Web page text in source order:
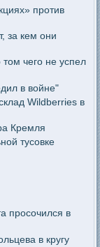
против
за кем они
чего не успел
в войне"
Wildberries в
Кремля
тусовке
просочился в
в кругу